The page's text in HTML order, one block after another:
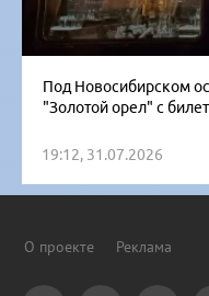
Под Новосибирском
"Золотой орел" с
19:12, 31.07.2026
О проекте Реклама